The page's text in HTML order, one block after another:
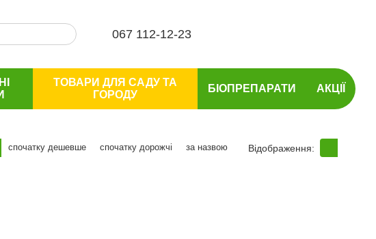
067 112-12-23
ТОВАРИ ДЛЯ САДУ ТА
ГОРОДУ
БІОПРЕПАРАТИ АКЦІЇ
спочатку дешевше спочатку дорожчі за назвою Відображення: